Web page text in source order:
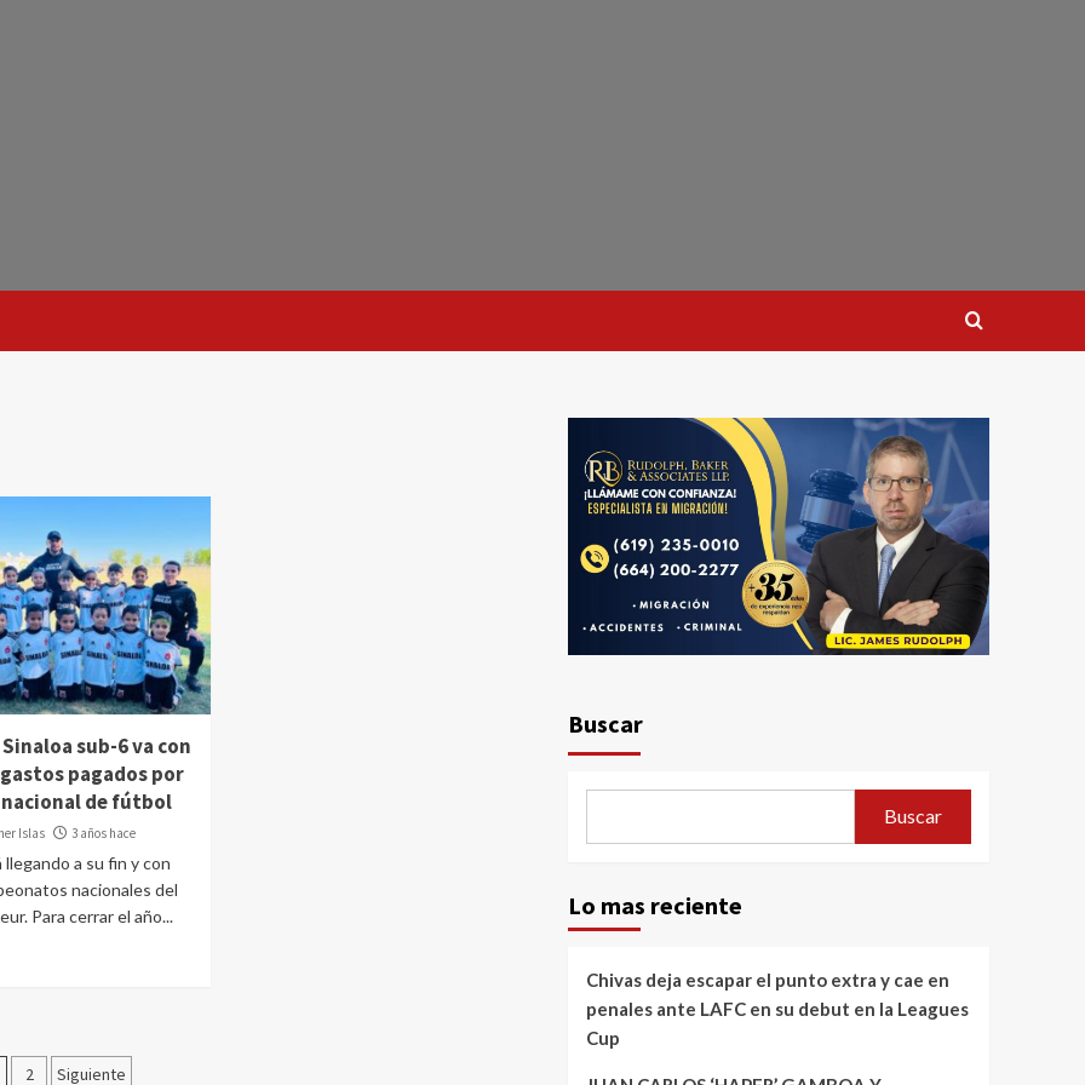
sub-6 va con
pagados por
nacional de fútbol
Islas 3 años hace
llegando a su fin y con
nacionales del
Para cerrar el año...
2 Siguiente
Buscar
Buscar
Lo mas reciente
Chivas deja escapar el punto extra y cae en
penales ante LAFC en su debut en la Leagues
Cup